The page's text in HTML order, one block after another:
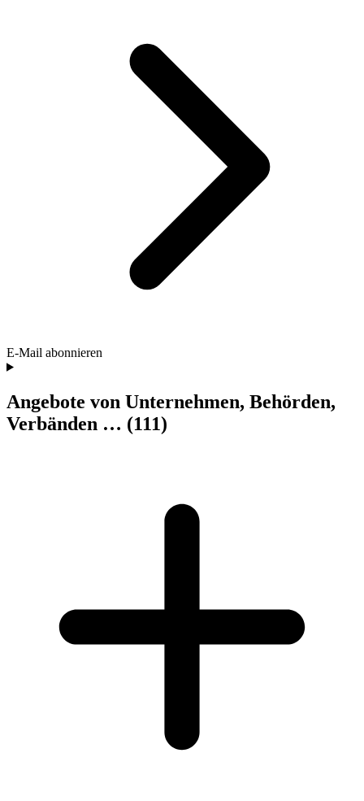
E-Mail abonnieren
Angebote von Unternehmen, Behörden,
Verbänden … (111)